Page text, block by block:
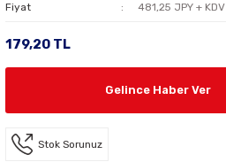
Fiyat 481,25 JPY + KDV
179,20 TL
Gelince Haber Ver
Stok Sorunuz